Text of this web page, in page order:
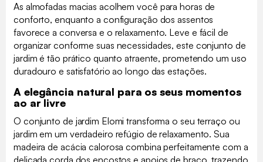
As almofadas macias acolhem você para horas de
conforto, enquanto a configuração dos assentos
favorece a conversa e o relaxamento. Leve e fácil de
organizar conforme suas necessidades, este conjunto de
jardim é tão prático quanto atraente, prometendo um uso
duradouro e satisfatório ao longo das estações.
A elegância natural para os seus momentos
ao ar livre
O conjunto de jardim Elomi transforma o seu terraço ou
jardim em um verdadeiro refúgio de relaxamento. Sua
madeira de acácia calorosa combina perfeitamente com a